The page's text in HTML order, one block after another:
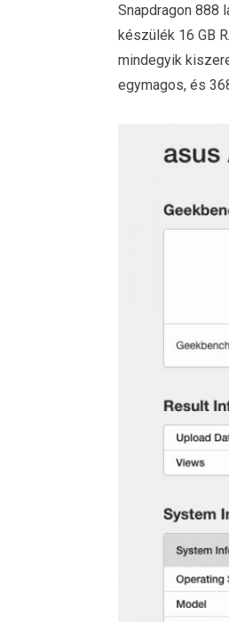
Snapdragon 888
készülék 16 GB
mindegyik
egymagos, és